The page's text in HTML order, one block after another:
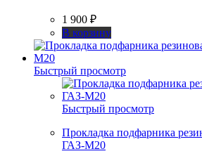
1 900 ₽
В корзину
Быстрый просмотр
Быстрый просмотр
Прокладка подфарника
ГАЗ-М20